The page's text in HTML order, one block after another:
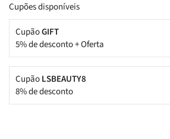
Cupões disponíveis
CupãoGIFT
5% de desconto + Oferta
CupãoLSBEAUTY8
8% de desconto